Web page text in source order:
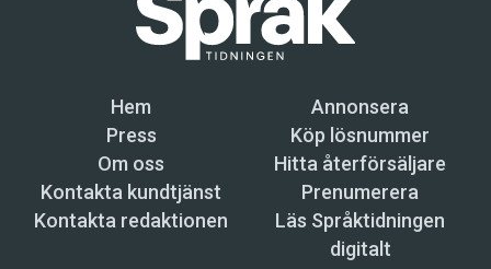
Hem
Annonsera
Press
Köp lösnummer
Om oss
Hitta återförsäljare
Kontakta kundtjänst
Prenumerera
Kontakta redaktionen
Läs Språktidningen
digitalt